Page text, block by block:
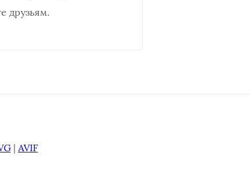
друзьям.
| AVIF